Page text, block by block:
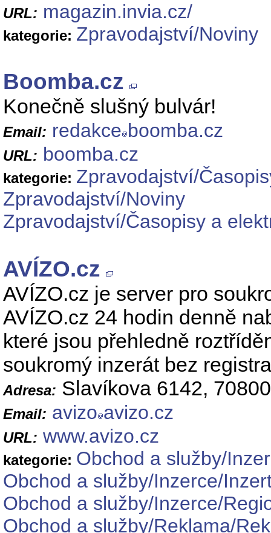
URL: magazin.invia.cz/
kategorie: Zpravodajství/Noviny
Boomba.cz
Konečně slušný bulvár!
Email: redakce boomba.cz
URL: boomba.cz
kategorie: Zpravodajství/
Zpravodajství/Noviny
Zpravodajství/Časopisy a
AVÍZO.cz
AVÍZO.cz je server pro
AVÍZO.cz 24 hodin denně
které jsou přehledně
soukromý inzerát bez
Adresa: Slavíkova 6142,
Email: avizo avizo.cz
URL: www.avizo.cz
kategorie: Obchod a služby/
Obchod a služby/Inzerce/
Obchod a služby/Inzerce/
Obchod a služby/Reklama/